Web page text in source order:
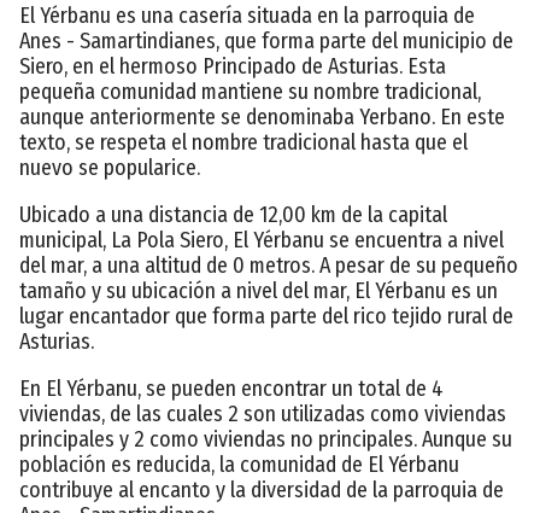
El Yérbanu es una casería situada en la parroquia de
Anes - Samartindianes, que forma parte del municipio de
Siero, en el hermoso Principado de Asturias. Esta
pequeña comunidad mantiene su nombre tradicional,
aunque anteriormente se denominaba Yerbano. En este
texto, se respeta el nombre tradicional hasta que el
nuevo se popularice.
Ubicado a una distancia de 12,00 km de la capital
municipal, La Pola Siero, El Yérbanu se encuentra a nivel
del mar, a una altitud de 0 metros. A pesar de su pequeño
tamaño y su ubicación a nivel del mar, El Yérbanu es un
lugar encantador que forma parte del rico tejido rural de
Asturias.
En El Yérbanu, se pueden encontrar un total de 4
viviendas, de las cuales 2 son utilizadas como viviendas
principales y 2 como viviendas no principales. Aunque su
población es reducida, la comunidad de El Yérbanu
contribuye al encanto y la diversidad de la parroquia de